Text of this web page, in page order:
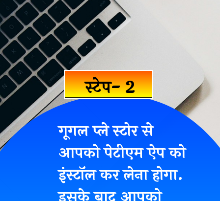
स्टेप- 2
गूगल प्ले स्टोर से
आपको पेटीएम ऐप को
इंस्टॉल कर लेना होगा.